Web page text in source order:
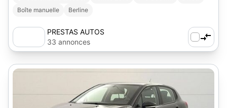
Boîte manuelle
Berline
PRESTAS AUTOS
33 annonces